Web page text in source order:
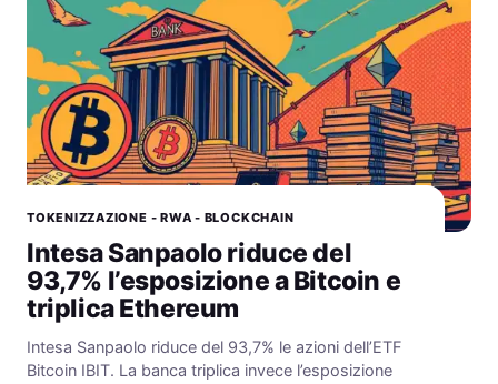
TOKENIZZAZIONE - RWA - BLOCKCHAIN
Intesa Sanpaolo riduce del
93,7% l’esposizione a Bitcoin e
triplica Ethereum
Intesa Sanpaolo riduce del 93,7% le azioni dell’ETF
Bitcoin IBIT. La banca triplica invece l’esposizione